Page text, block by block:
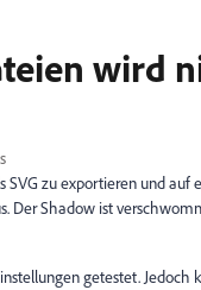
wird
zu exportieren und auf
Der Shadow ist
getestet.